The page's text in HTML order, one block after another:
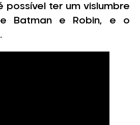
possível ter um vislumbre
Batman e Robin, e o